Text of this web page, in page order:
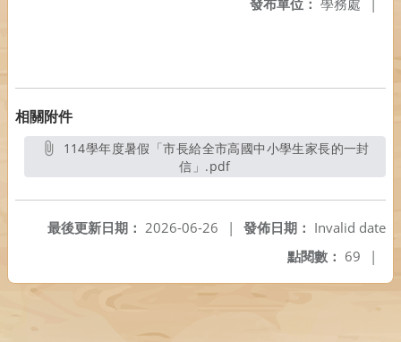
發布單位： 學務處 |
相關附件
信」.pdf另開新視窗
發佈日期： Invalid date
最後更新日期： 2026-06-26
|
點閱數： 69 |